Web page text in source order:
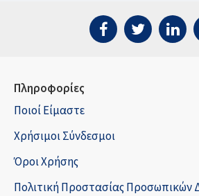
Πληροφορίες
Ποιοί Είμαστε
Χρήσιμοι Σύνδεσμοι
Όροι Χρήσης
Πολιτική Προστασίας Προσωπικών